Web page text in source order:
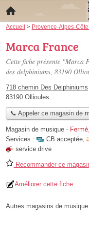
Accueil > Provence-Alpes-
Marca France
Cette fiche présente "Marca
des delphiniums, 83190
718 chemin Des Delphiniums
83190 Ollioules
📞 Appeler ce magasin de
Magasin de musique -
Services :
CB acceptée,
service drive
Recommander ce
Améliorer cette fiche
Autres magasins de